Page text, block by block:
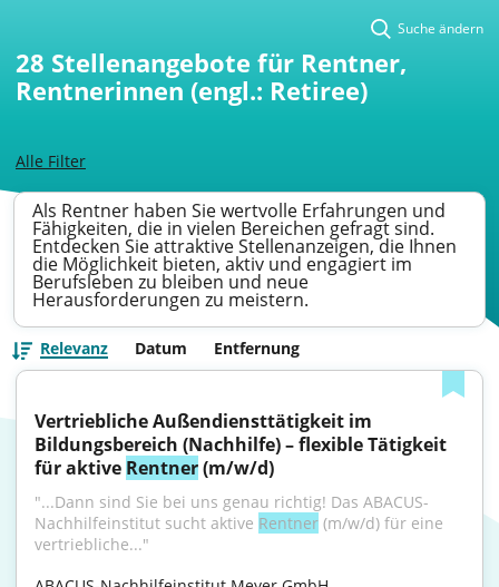
Alle Filter
Suche ändern
28 Stellenangebote für Rentner,
Rentnerinnen (engl.: Retiree)
Als Rentner haben Sie wertvolle Erfahrungen und
Fähigkeiten, die in vielen Bereichen gefragt sind.
Entdecken Sie attraktive Stellenanzeigen, die Ihnen
die Möglichkeit bieten, aktiv und engagiert im
Berufsleben zu bleiben und neue
Herausforderungen zu meistern.
Relevanz Datum Entfernung
Vertriebliche Außendiensttätigkeit im
Bildungsbereich (Nachhilfe) – flexible Tätigkeit
für aktive Rentner (m/w/d)
"...Dann sind Sie bei uns genau richtig! Das ABACUS-
Nachhilfeinstitut sucht aktive Rentner (m/w/d) für eine
vertriebliche..."